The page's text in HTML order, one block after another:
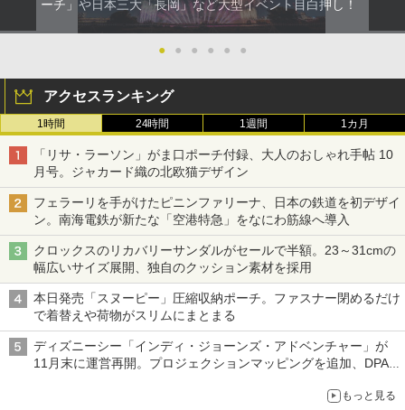
ーチ」や日本三大「長岡」など大型イベント目白押し！
● ● ● ● ● ●
アクセスランキング
1時間 24時間 1週間 1カ月
「リサ・ラーソン」がま口ポーチ付録、大人のおしゃれ手帖 10
月号。ジャカード織の北欧猫デザイン
フェラーリを手がけたピニンファリーナ、日本の鉄道を初デザイ
ン。南海電鉄が新たな「空港特急」をなにわ筋線へ導入
クロックスのリカバリーサンダルがセールで半額。23～31cmの
幅広いサイズ展開、独自のクッション素材を採用
本日発売「スヌーピー」圧縮収納ポーチ。ファスナー閉めるだけ
で着替えや荷物がスリムにまとまる
ディズニーシー「インディ・ジョーンズ・アドベンチャー」が
11月末に運営再開。プロジェクションマッピングを追加、DPA
もっと見る